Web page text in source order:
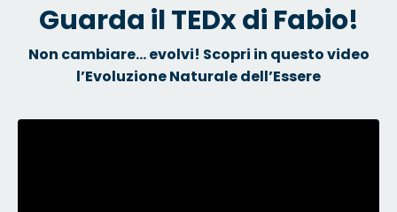
Guarda il TEDx di Fabio!
Non cambiare... evolvi! Scopri in questo video
l’Evoluzione Naturale dell’Essere